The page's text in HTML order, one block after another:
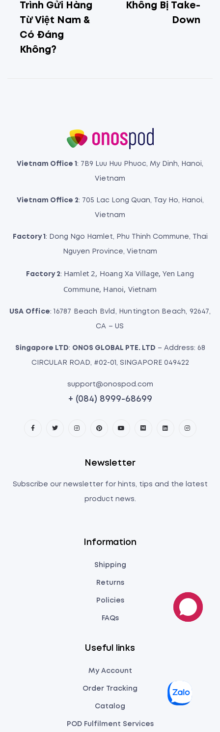
Trình Gửi Hàng
Từ Việt Nam &
Có Đáng
Không?
Không Bị Take-
Down
Vietnam Office 1 : 7B9 Luu Huu Phuoc, My Dinh, Hanoi,
Vietnam
Vietnam Office 2: 705 Lac Long Quan, Tay Ho, Hanoi,
Vietnam
Factory 1 : Dong Ngo Hamlet, Phu Thinh Commune, Thai
Nguyen Province, Vietnam
Factory 2: Hamlet 2, Hoang Xa Village, Yen Lang
Commune, Hanoi, Vietnam
USA Office: 16787 Beach Bvld, Huntington Beach, 92647,
CA – US
Singapore LTD: ONOS GLOBAL PTE. LTD – Address: 68
CIRCULAR ROAD, #02-01, SINGAPORE 049422
support@onospod.com
+ (084) 8999-68699
Information
Shipping
Returns
Policies
FAQs
Useful links
My Account
Order Tracking
Catalog
POD Fulfilment Services
Newsletter
Subscribe our newsletter for hints, tips and the latest
product news.